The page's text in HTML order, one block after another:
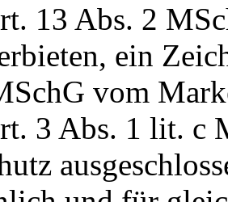
13 Abs. 2
ein
vom
3 Abs. 1 lit. c